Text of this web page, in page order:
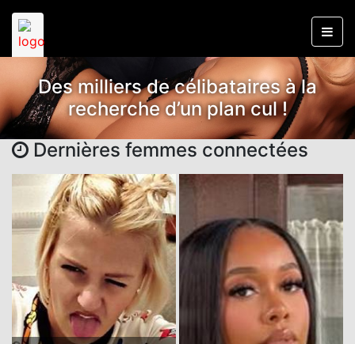
Des milliers de célibataires à la
recherche d’un plan cul !
Dernières femmes connectées